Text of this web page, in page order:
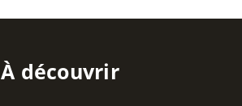
À découvrir